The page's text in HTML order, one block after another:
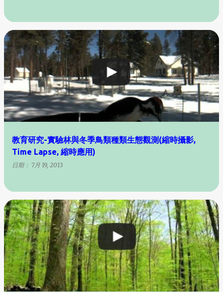
教育研究-實驗林與冬季鳥類種類生態觀測(縮時攝影,
Time Lapse, 縮時應用)
日期： 7月 19, 2013